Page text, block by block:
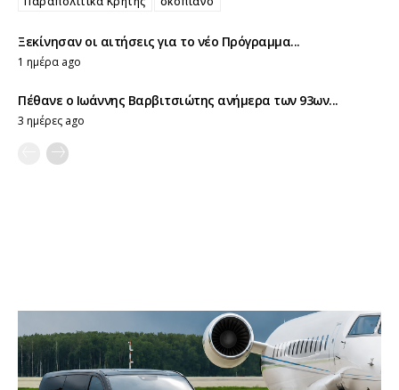
Ξεκίνησαν οι αιτήσεις για το νέο Πρόγραμμα...
1 ημέρα ago
Πέθανε ο Ιωάννης Βαρβιτσιώτης ανήμερα των 93ων...
3 ημέρες ago